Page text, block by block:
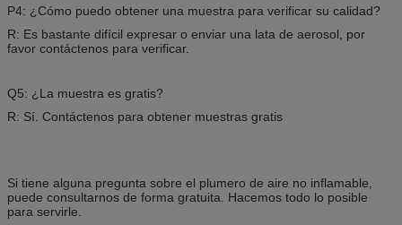
P4: ¿Cómo puedo obtener una muestra para verificar su calidad?
R: Es bastante difícil expresar o enviar una lata de aerosol, por
favor contáctenos para verificar.
Q5: ¿La muestra es gratis?
R: Sí. Contáctenos para obtener muestras gratis
Si tiene alguna pregunta sobre el plumero de aire no inflamable,
puede consultarnos de forma gratuita. Hacemos todo lo posible
para servirle.